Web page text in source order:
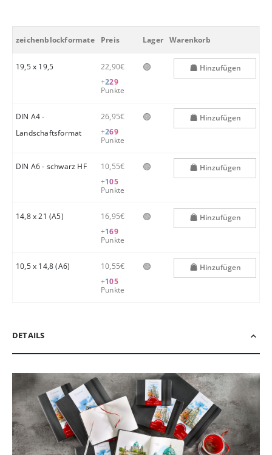
zeichenblockformate Preis Lager Warenkorb
19,5 x 19,5
22,90€
+229
Punkte
🟢 Hinzufügen
DIN A4 -
Landschaftsformat
26,95€
+269
Punkte
🟢 Hinzufügen
DIN A6 - schwarz HF
10,55€
+105
Punkte
🟢 Hinzufügen
14,8 x 21 (A5)
16,95€
+169
Punkte
🟢 Hinzufügen
10,5 x 14,8 (A6)
10,55€
+105
Punkte
🟢 Hinzufügen
DETAILS